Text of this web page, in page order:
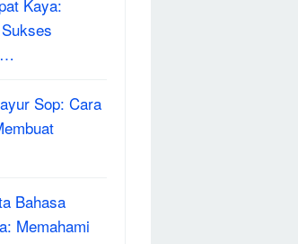
Kaya:
Sop: Cara
Bahasa
Memahami